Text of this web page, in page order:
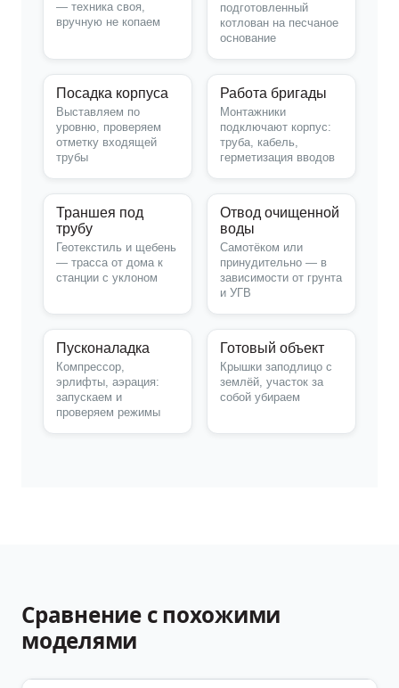
— техника своя,
вручную не копаем
подготовленный
котлован на песчаное
основание
Посадка корпуса
Выставляем по
уровню, проверяем
отметку входящей
трубы
Работа бригады
Монтажники
подключают корпус:
труба, кабель,
герметизация вводов
Траншея под
трубу
Геотекстиль и щебень
— трасса от дома к
станции с уклоном
Отвод очищенной
воды
Самотёком или
принудительно — в
зависимости от грунта
и УГВ
Пусконаладка
Компрессор,
эрлифты, аэрация:
запускаем и
проверяем режимы
Готовый объект
Крышки заподлицо с
землёй, участок за
собой убираем
Сравнение с похожими
моделями